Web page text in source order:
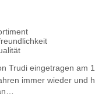
Trudi eingetragen am
immer wieder und